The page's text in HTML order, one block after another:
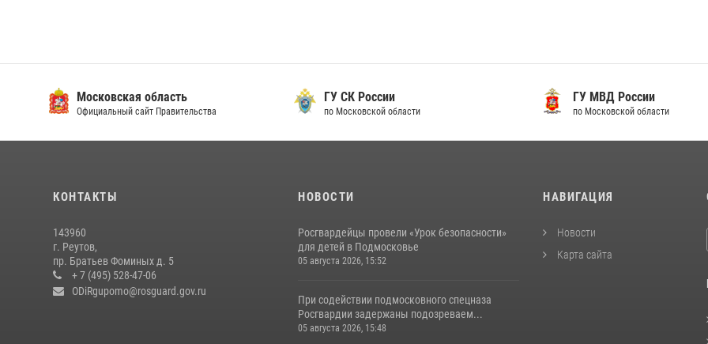
Московская область
Официальный сайт Правительства
ГУ СК России
по Московской области
ГУ МВД России
по Московской области
КОНТАКТЫ
143960
г. Реутов,
пр. Братьев Фоминых д. 5
+ 7 (495) 528-47-06
ODiRgupomo@rosguard.gov.ru
НОВОСТИ
Росгвардейцы провели «Урок безопасности»
для детей в Подмосковье
05 августа 2026, 15:52
При содействии подмосковного спецназа
Росгвардии задержаны подозреваем...
05 августа 2026, 15:48
НАВИГАЦИЯ
Новости
Карта сайта